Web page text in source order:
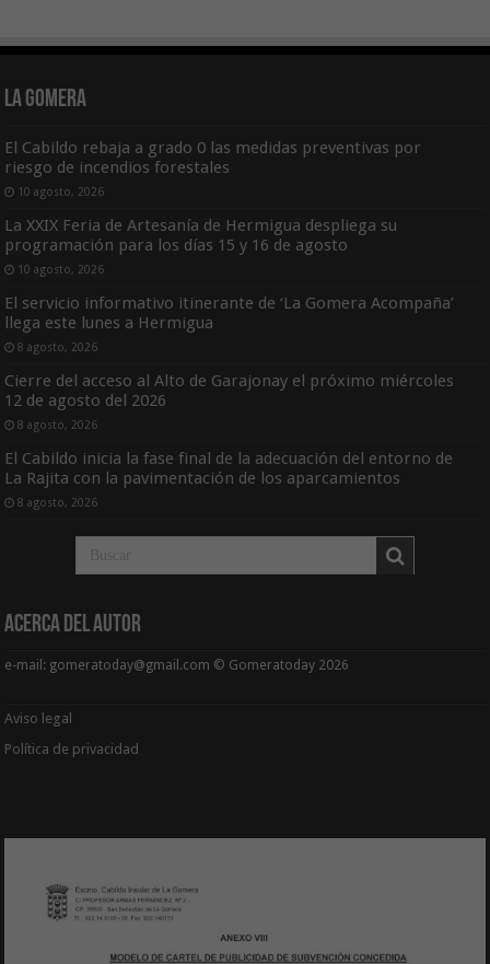
La Gomera
El Cabildo rebaja a grado 0 las medidas preventivas por
riesgo de incendios forestales
10 agosto, 2026
La XXIX Feria de Artesanía de Hermigua despliega su
programación para los días 15 y 16 de agosto
10 agosto, 2026
El servicio informativo itinerante de ‘La Gomera Acompaña’
llega este lunes a Hermigua
8 agosto, 2026
Cierre del acceso al Alto de Garajonay el próximo miércoles
12 de agosto del 2026
8 agosto, 2026
El Cabildo inicia la fase final de la adecuación del entorno de
La Rajita con la pavimentación de los aparcamientos
8 agosto, 2026
Acerca del Autor
e-mail: gomeratoday@gmail.com © Gomeratoday 2026
Aviso legal
Política de privacidad